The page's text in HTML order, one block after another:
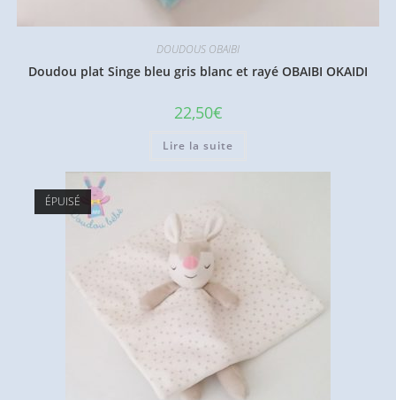
DOUDOUS OBAIBI
Doudou plat Singe bleu gris blanc et rayé OBAIBI OKAIDI
22,50€
Lire la suite
ÉPUISÉ